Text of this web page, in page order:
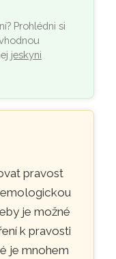
Prohlédni si
jeskyni
pravost
je možné
k pravosti
je mnohem